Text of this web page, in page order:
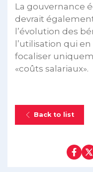
La gouvernance
devrait
l’évolution des
l’utilisation qui
focaliser
«coûts salariaux».
Back to list